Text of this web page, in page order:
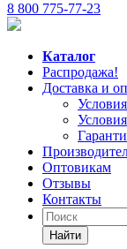
8 800 775-77-23
Каталог
Распродажа!
Доставка и
Оптовикам
Отзывы
Контакты
Найти